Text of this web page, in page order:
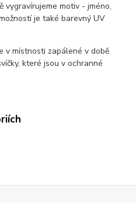
vygravírujeme motiv - jméno,
je také barevný UV
v místnosti zapálené v době
které jsou v ochranné